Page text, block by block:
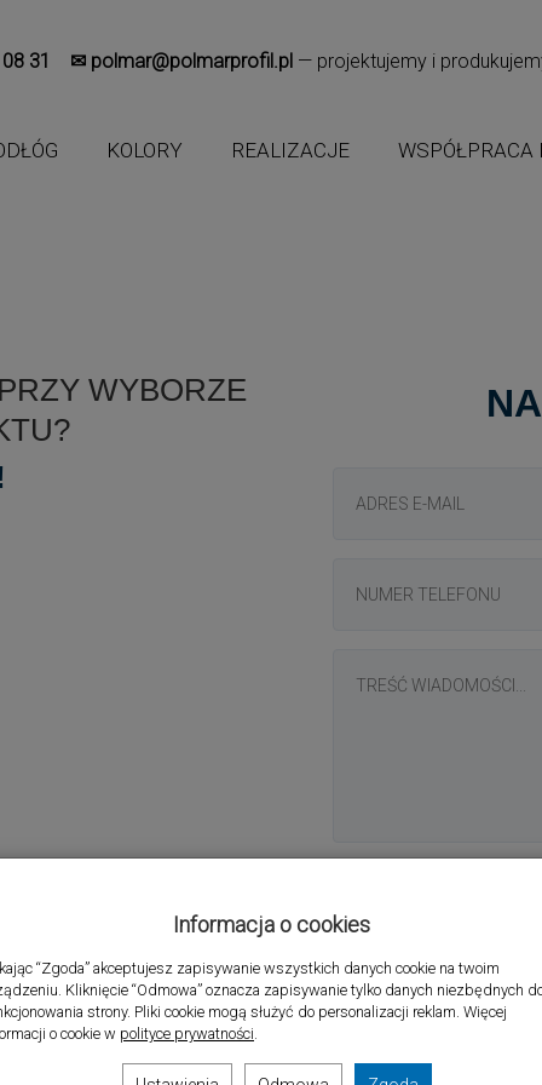
31 ✉polmar@polmarprofil.pl — projektujemy i
KOLORY REALIZACJE WSPÓŁPRACA
WYBORZE
Nie jestem
Informacja o cookies
“Zgoda” akceptujesz zapisywanie wszystkich danych cookie na twoim
Kliknięcie “Odmowa” oznacza zapisywanie tylko danych niezbędnych
strony. Pliki cookie mogą służyć do personalizacji reklam. Więcej
o cookie w polityce prywatności.